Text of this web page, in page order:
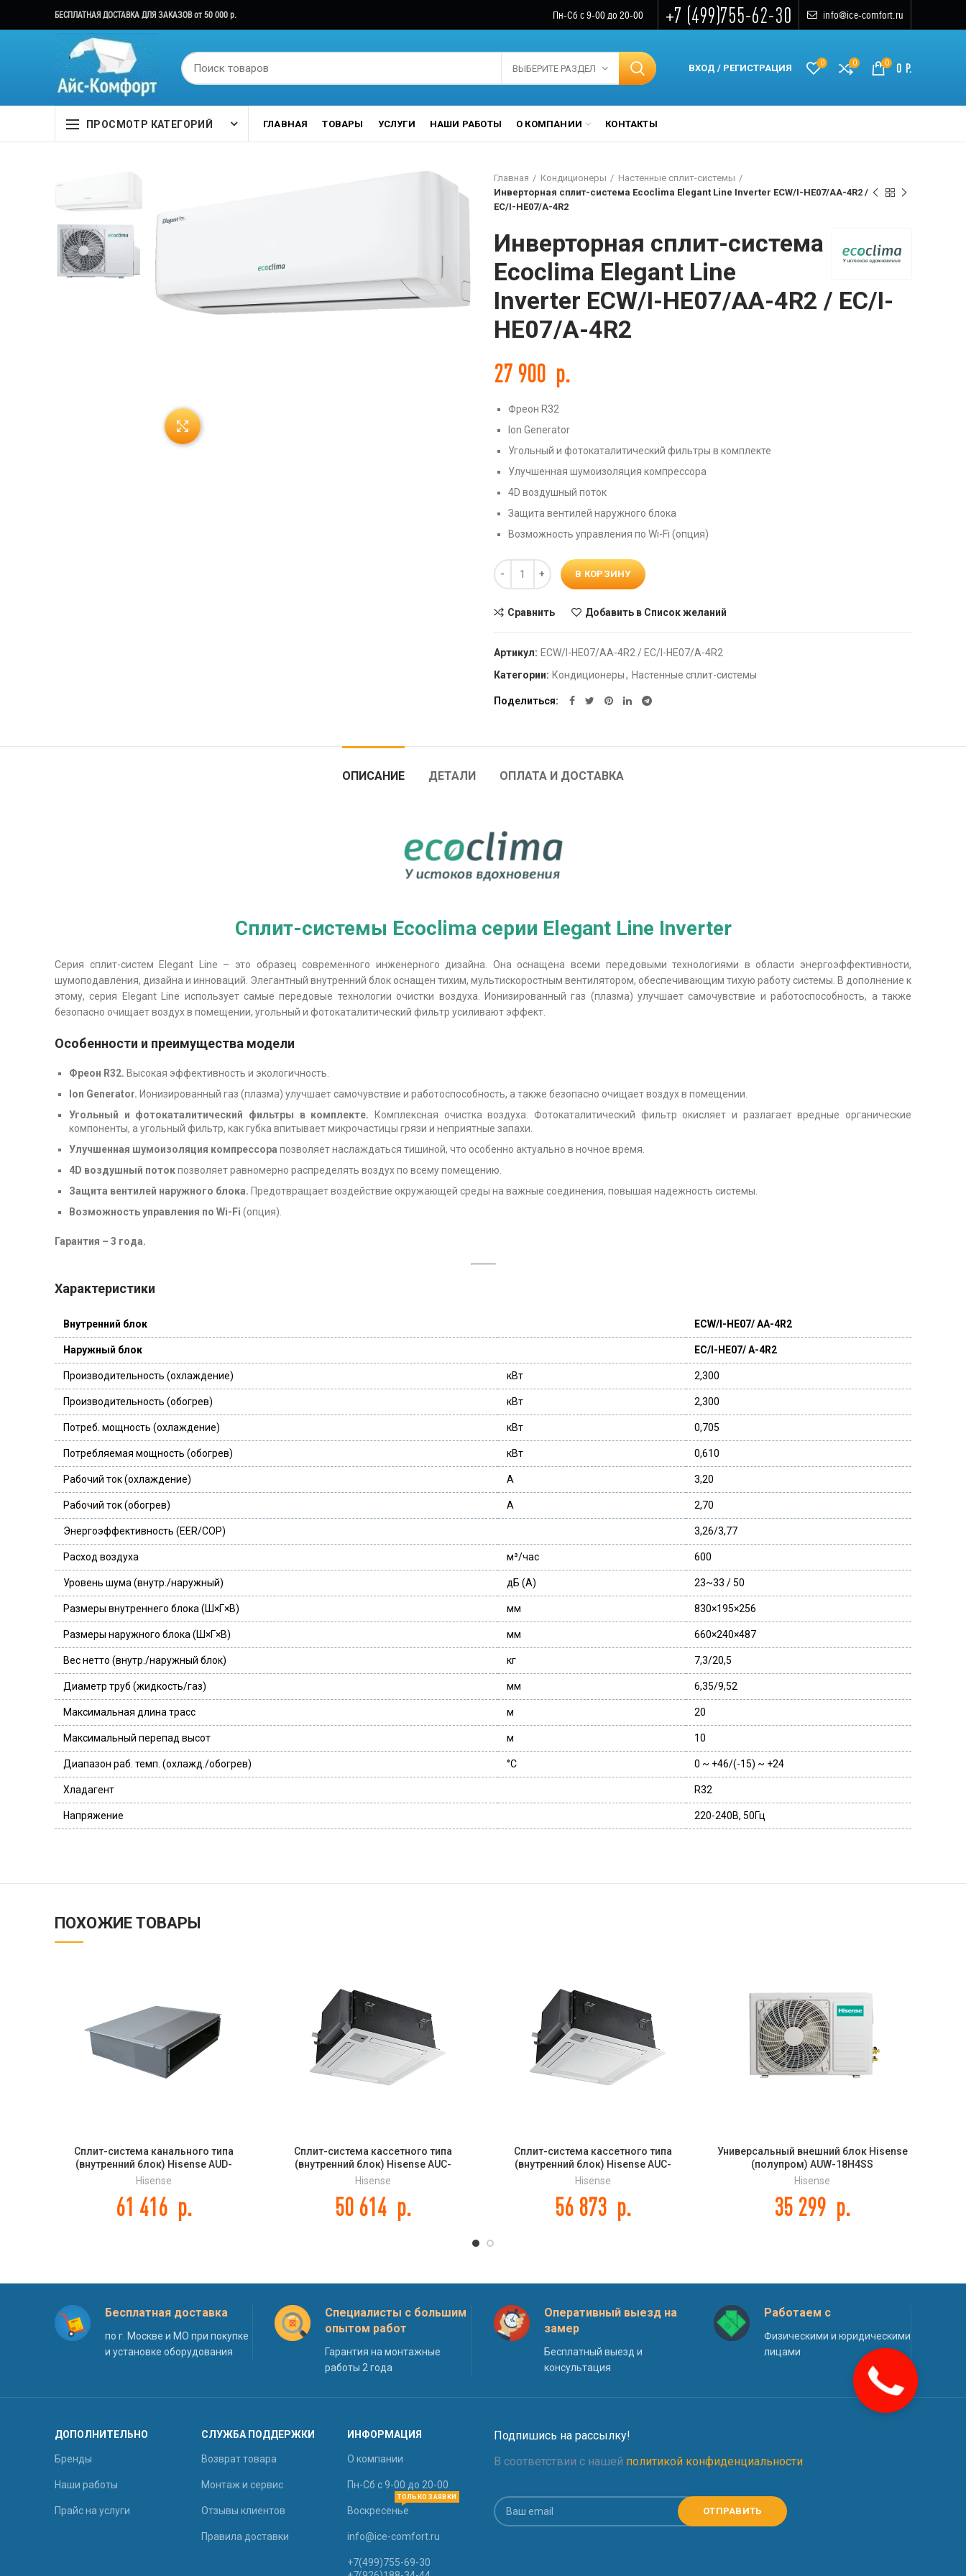
БЕСПЛАТНАЯ ДОСТАВКА ДЛЯ ЗАКАЗОВ от 50 000 р. Пн-Сб с 9-00 до 20-00 +7 (499)755-62-30 info@ice-comfort.ru
ВЫБЕРИТЕ РАЗДЕЛ ВХОД / РЕГИСТРАЦИЯ 0 0 0 0 Р.
ПРОСМОТР КАТЕГОРИЙ ГЛАВНАЯ ТОВАРЫ УСЛУГИ НАШИ РАБОТЫ О КОМПАНИИ КОНТАКТЫ
Нажмите, чтобы увеличить
Главная Кондиционеры
Настенные сплит-системы
Инверторная сплит-система Ecoclima Elegant Line Inverter ECW/I-HE07/AA-4R2 /
EC/I-HE07/A-4R2
Инверторная сплит-система
Ecoclima Elegant Line
Inverter ECW/I-HE07/AA-4R2 / EC/I-
HE07/A-4R2
27 900 р.
Фреон R32
Ion Generator
Угольный и фотокаталитический фильтры в комплекте
Улучшенная шумоизоляция компрессора
4D воздушный поток
Защита вентилей наружного блока
Возможность управления по Wi-Fi (опция)
Количество
В КОРЗИНУ
Сравнить Добавить в Список желаний
Артикул: ECW/I-HE07/AA-4R2 / EC/I-HE07/A-4R2
Категории: Кондиционеры, Настенные сплит-системы
Поделиться
ОПИСАНИЕ ДЕТАЛИ ОПЛАТА И ДОСТАВКА
Сплит-системы Ecoclima серии Elegant Line Inverter
Серия сплит-систем Elegant Line – это образец современного инженерного дизайна. Она оснащена всеми передовыми технологиями в области энергоэффективности,
шумоподавления, дизайна и инноваций. Элегантный внутренний блок оснащен тихим, мультискоростным вентилятором, обеспечивающим тихую работу системы. В дополнение к
этому, серия Elegant Line использует самые передовые технологии очистки воздуха. Ионизированный газ (плазма) улучшает самочувствие и работоспособность, а также
безопасно очищает воздух в помещении, угольный и фотокаталитический фильтр усиливают эффект.
Особенности и преимущества модели
Фреон R32. Высокая эффективность и экологичность.
Ion Generator. Ионизированный газ (плазма) улучшает самочувствие и работоспособность, а также безопасно очищает воздух в помещении.
Угольный и фотокаталитический фильтры в комплекте. Комплексная очистка воздуха. Фотокаталитический фильтр окисляет и разлагает вредные органические
компоненты, а угольный фильтр, как губка впитывает микрочастицы грязи и неприятные запахи.
Улучшенная шумоизоляция компрессора позволяет наслаждаться тишиной, что особенно актуально в ночное время.
4D воздушный потокпозволяет равномерно распределять воздух по всему помещению.
Защита вентилей наружного блока. Предотвращает воздействие окружающей среды на важные соединения, повышая надежность системы.
Возможность управления по Wi-Fi (опция).
Гарантия – 3 года.
Характеристики
Внутренний блок ECW/I-HE07/ AA-4R2
Наружный блок EC/I-HE07/ A-4R2
Производительность (охлаждение) кВт 2,300
Производительность (обогрев) кВт 2,300
Потреб. мощность (охлаждение) кВт 0,705
Потребляемая мощность (обогрев) кВт 0,610
Рабочий ток (охлаждение) A 3,20
Рабочий ток (обогрев) A 2,70
Энергоэффективность (EER/COP) 3,26/3,77
Расход воздуха м³/час 600
Уровень шума (внутр./наружный) дБ (А) 23~33 / 50
Размеры внутреннего блока (Ш×Г×В) мм 830×195×256
Размеры наружного блока (Ш×Г×В) мм 660×240×487
Вес нетто (внутр./наружный блок) кг 7,3/20,5
Диаметр труб (жидкость/газ) мм 6,35/9,52
Максимальная длина трасс м 20
Максимальный перепад высот м 10
Диапазон раб. темп. (охлажд./обогрев) °С 0 ~ +46/(-15) ~ +24
Хладагент R32
Напряжение 220-240В, 50Гц
ПОХОЖИЕ ТОВАРЫ
Сплит-система канального типа
(внутренний блок) Hisense AUD-
60UX4SHH DC INVERTER
Hisense
61 416 р.
Сплит-система кассетного типа
(внутренний блок) Hisense AUC-
36UR4SGA DC INVERTER
Hisense
50 614 р.
Сплит-система кассетного типа
(внутренний блок) Hisense AUC-
48UX4SFA DC INVERTER
Hisense
56 873 р.
Универсальный внешний блок Hisense
(полупром) AUW-18H4SS
Hisense
35 299 р.
Бесплатная доставка
по г. Москве и МО при покупке
и установке оборудования
Специалисты с большим
опытом работ
Гарантия на монтажные
работы 2 года
Оперативный выезд на
замер
Бесплатный выезд и
консультация
Работаем с
Физическими и юридическими
лицами
ДОПОЛНИТЕЛЬНО
Бренды
Наши работы
Прайс на услуги
СЛУЖБА ПОДДЕРЖКИ
Возврат товара
Монтаж и сервис
Отзывы клиентов
Правила доставки
ИНФОРМАЦИЯ
О компании
Пн-Сб с 9-00 до 20-00
Воскресенье
ТОЛЬКО ЗАЯВКИ
info@ice-comfort.ru
+7(499)755-69-30
Подпишись на рассылку!
В соответствии с нашей политикой конфиденциальности